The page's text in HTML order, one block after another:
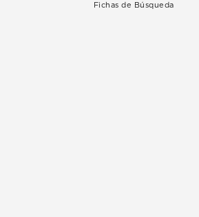
Fichas de Búsqueda